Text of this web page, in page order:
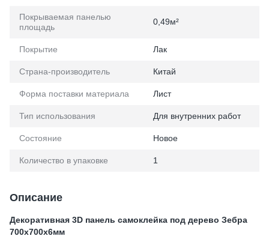
Покрываемая панелью
площадь
0,49м²
Покрытие Лак
Страна-производитель Китай
Форма поставки материала Лист
Тип использования Для внутренних работ
Состояние Новое
Количество в упаковке 1
Описание
Декоративная 3D панель самоклейка под дерево Зебра
700x700x6мм